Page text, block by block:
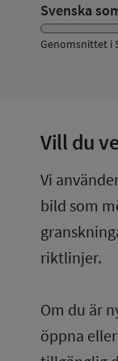
Svenska
Genomsnittet i
Vill du
Vi
bild som
riktlinjer.
Om du är
öppna